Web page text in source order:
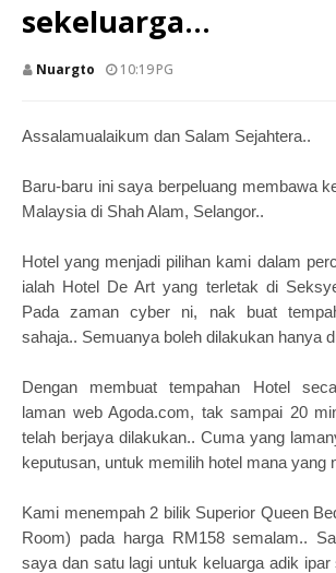
sekeluarga...
Nuargto 10:19 PG
Assalamualaikum dan Salam Sejahtera..
Baru-baru ini saya berpeluang membawa
Malaysia di Shah Alam, Selangor..
Hotel yang menjadi pilihan kami dalam
ialah Hotel De Art yang terletak di
Pada zaman cyber ni, nak buat
sahaja.. Semuanya boleh dilakukan hanya
Dengan membuat tempahan Hotel
laman web Agoda.com, tak sampai 20
telah berjaya dilakukan.. Cuma yang
keputusan, untuk memilih hotel mana yang
Kami menempah 2 bilik Superior Queen
Room) pada harga RM158 semalam..
saya dan satu lagi untuk keluarga adik